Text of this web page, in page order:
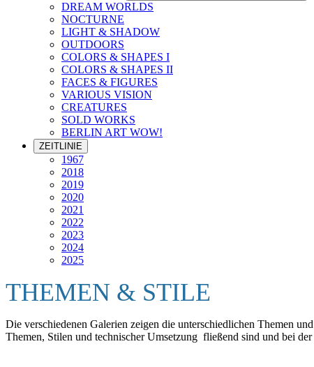
DREAM WORLDS
NOCTURNE
LIGHT & SHADOW
OUTDOORS
COLORS & SHAPES I
COLORS & SHAPES II
FACES & FIGURES
VARIOUS VISION
CREATURES
SOLD WORKS
BERLIN ART WOW!
ZEITLINIE
1967
2018
2019
2020
2021
2022
2023
2024
2025
THEMEN & STILE
Die verschiedenen Galerien zeigen die unterschiedlichen Themen
Themen, Stilen und technischer Umsetzung fließend sind und bei